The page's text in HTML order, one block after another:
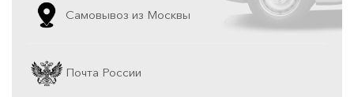
Самовывоз из Москвы
Почта России